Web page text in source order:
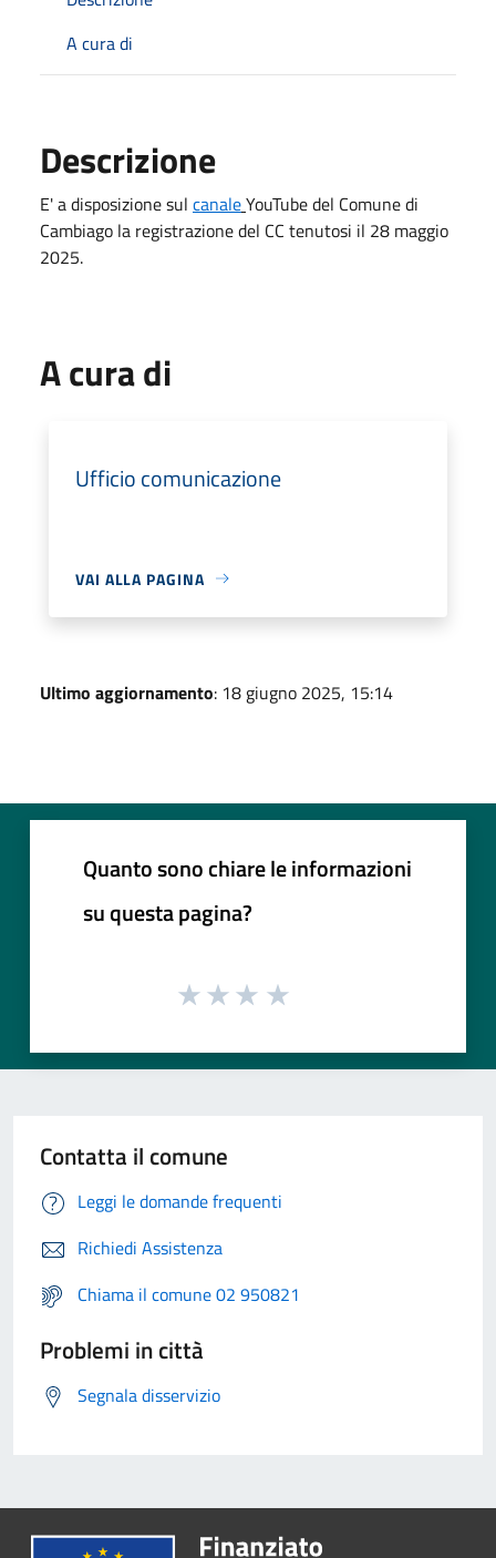
A cura di
Descrizione
E' a disposizione sul canaleYouTube del Comune di
Cambiago la registrazione del CC tenutosi il 28 maggio
2025.
A cura di
Ufficio comunicazione
VAI ALLA PAGINA
Ultimo aggiornamento: 18 giugno 2025, 15:14
Quanto sono chiare le informazioni
su questa pagina?
Contatta il comune
Leggi le domande frequenti
Richiedi Assistenza
Chiama il comune 02 950821
Problemi in città
Segnala disservizio